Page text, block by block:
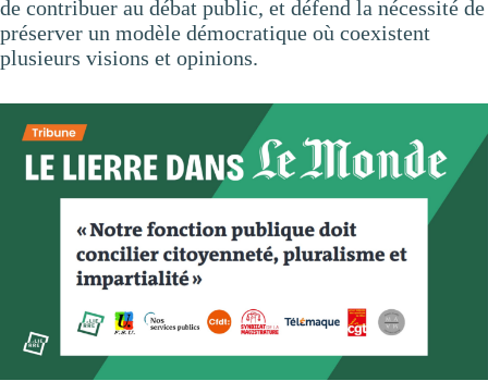
de contribuer au débat public, et défend la nécessité de
préserver un modèle démocratique où coexistent
plusieurs visions et opinions.